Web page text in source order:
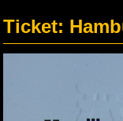
Ticket: